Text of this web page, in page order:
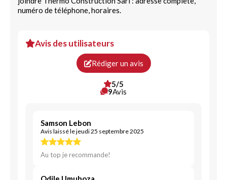
numéro de téléphone, horaires.
Avis des utilisateurs
Rédiger un avis
5/5
9Avis
Samson Lebon
Avis laissé le jeudi 25 septembre 2025
Au top je recommande!